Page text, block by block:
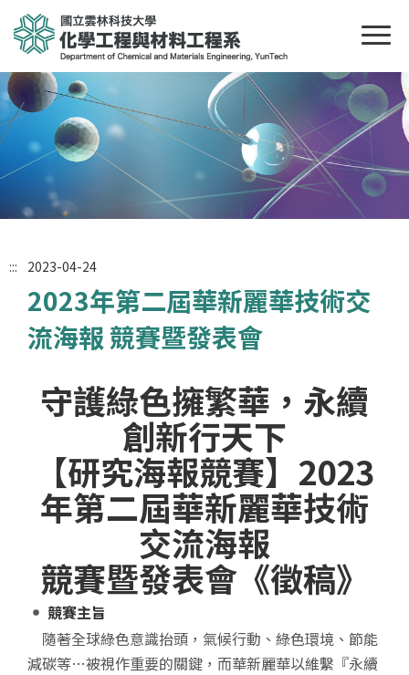
::: 2023-04-24
2023年第二屆華新麗華技術交
流海報 競賽暨發表會
守護綠色擁繁華，永續
創新行天下
【研究海報競賽】 2023
年第二屆華新麗華技術
交流海報
競賽暨發表會《徵稿》
競賽主旨
隨著全球綠色意識抬頭，氣候行動、綠色環境、節能
減碳等…被視作重要的關鍵，而華新麗華以維繫『永續